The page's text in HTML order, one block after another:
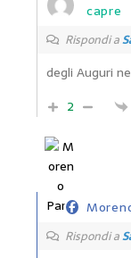
capre
Rispondi a
degli Auguri
2
Rispondi a